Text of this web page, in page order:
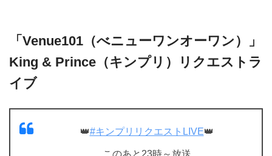
「Venue101（べニューワンオーワン）」
King & Prince（キンプリ）リクエストラ
イブ
👑#キンプリリクエストLIVE👑